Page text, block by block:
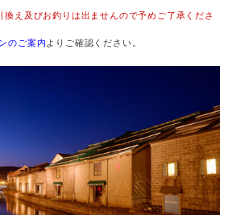
え及びお釣りは出ませんので予めご了承くださ
のご案内 よりご確認ください。